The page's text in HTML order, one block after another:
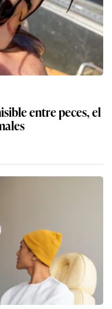
entre peces, el